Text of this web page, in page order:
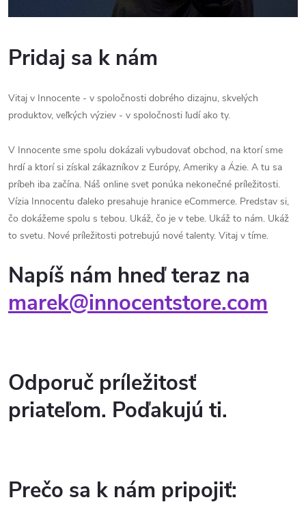
Pridaj sa k nám
Vitaj v Innocente - v spoločnosti dobrého dizajnu, skvelých
produktov, veľkých výziev - v spoločnosti ľudí ako ty.
V Innocente sme spolu dokázali vybudovať obchod, na ktorí sme
hrdí a ktorí si získal zákazníkov z Európy, Ameriky a Ázie. A tu sa
príbeh iba začína. Náš online svet ponúka nekonečné príležitosti.
Vízia Innocentu ďaleko presahuje hranice eCommerce. Predstav si,
čo dokážeme spolu s tebou. Ukáž, čo je v tebe. Ukáž to nám. Ukáž
to svetu. Nové príležitosti potrebujú nové talenty. Vitaj v tíme.
Napíš nám hneď teraz na
marek@innocentstore.com
Odporuč príležitosť
priateľom. Poďakujú ti.
Prečo sa k nám pripojiť: